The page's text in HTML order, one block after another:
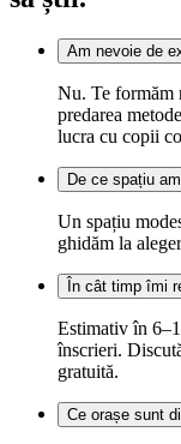
Am nevoie de
Nu. Te formăm
predarea
lucra cu copii
De ce spațiu
Un spațiu
ghidăm la
În cât timp îmi
Estimativ în
înscrieri.
gratuită.
Ce orașe sunt